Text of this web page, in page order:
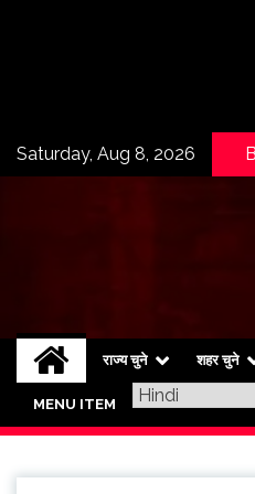
Saturday, Aug 8, 2026
E-
राज्य चुने शहर चुने
MENU ITEM